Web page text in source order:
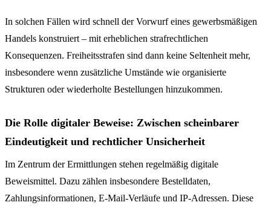
In solchen Fällen wird schnell der Vorwurf eines gewerbsmäßigen
Handels konstruiert – mit erheblichen strafrechtlichen
Konsequenzen. Freiheitsstrafen sind dann keine Seltenheit mehr,
insbesondere wenn zusätzliche Umstände wie organisierte
Strukturen oder wiederholte Bestellungen hinzukommen.
Die Rolle digitaler Beweise: Zwischen scheinbarer
Eindeutigkeit und rechtlicher Unsicherheit
Im Zentrum der Ermittlungen stehen regelmäßig digitale
Beweismittel. Dazu zählen insbesondere Bestelldaten,
Zahlungsinformationen, E-Mail-Verläufe und IP-Adressen. Diese